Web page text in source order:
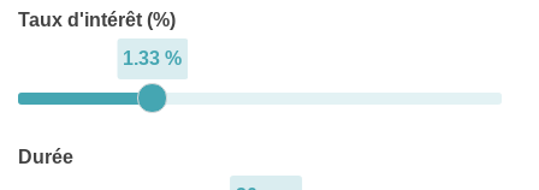
Taux d'intérêt (%)
1.33 %
Durée